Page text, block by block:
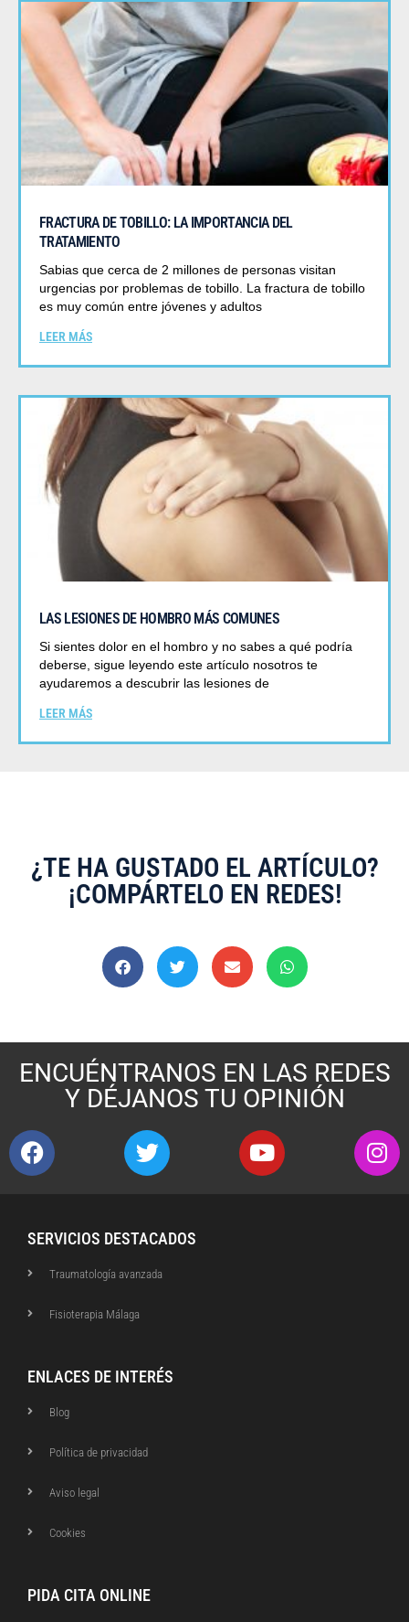
FRACTURA DE TOBILLO: LA IMPORTANCIA DEL
TRATAMIENTO
Sabias que cerca de 2 millones de personas visitan
urgencias por problemas de tobillo. La fractura de tobillo
es muy común entre jóvenes y adultos
LEER MÁS
LAS LESIONES DE HOMBRO MÁS COMUNES
Si sientes dolor en el hombro y no sabes a qué podría
deberse, sigue leyendo este artículo nosotros te
ayudaremos a descubrir las lesiones de
LEER MÁS
¿TE HA GUSTADO EL ARTÍCULO?
¡COMPÁRTELO EN REDES!
ENCUÉNTRANOS EN LAS REDES
Y DÉJANOS TU OPINIÓN
SERVICIOS DESTACADOS
Traumatología avanzada
Fisioterapia Málaga
ENLACES DE INTERÉS
Blog
Política de privacidad
Aviso legal
Cookies
PIDA CITA ONLINE